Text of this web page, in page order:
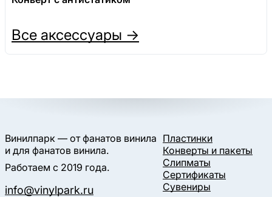
Все аксессуары →
Винилпарк — от фанатов винила
и для фанатов винила.
Работаем с 2019 года.
info@vinylpark.ru
Пластинки
Конверты и пакеты
Слипматы
Сертификаты
Сувениры